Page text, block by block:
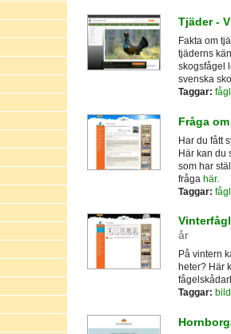
Tjäder -
Fakta om
tjäderns
skogsfågel
svenska
Taggar:
Fråga
Har du fått
Här kan du
som har
fråga här.
Taggar:
år
På vintern
heter? Här
Taggar: